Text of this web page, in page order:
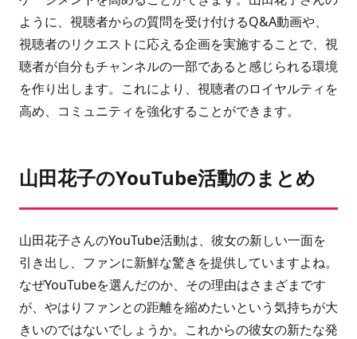
ように、視聴者からの質問を受け付けるQ&A動画や、
視聴者のリクエストに応える企画を実施することで、視
聴者が自分もチャンネルの一部であると感じられる環境
を作り出します。これにより、視聴者のロイヤルティを
高め、コミュニティを強化することができます。
山田花子のYouTube活動のまとめ
山田花子さんのYouTube活動は、彼女の新しい一面を
引き出し、ファンに新鮮な驚きを提供していますよね。
なぜYouTubeを選んだのか、その理由はさまざまです
が、やはりファンとの距離を縮めたいという気持ちが大
きいのではないでしょうか。これからの彼女の新たな発